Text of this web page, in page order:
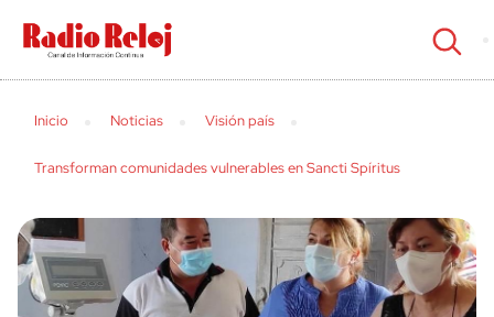
cerrar
Inicio Noticias Visión país
Transforman comunidades vulnerables en Sancti Spíritus